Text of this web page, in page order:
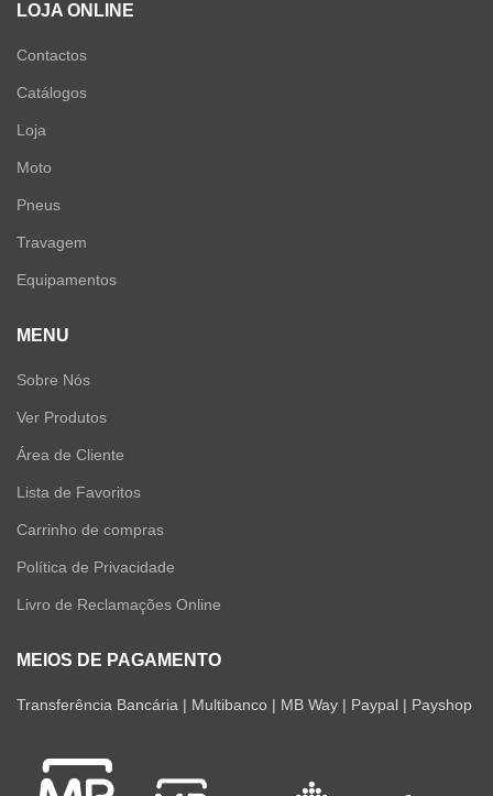
LOJA ONLINE
Contactos
Catálogos
Loja
Moto
Pneus
Travagem
Equipamentos
MENU
Sobre Nós
Ver Produtos
Área de Cliente
Lista de Favoritos
Carrinho de compras
Política de Privacidade
Livro de Reclamações Online
MEIOS DE PAGAMENTO
Transferência Bancária | Multibanco | MB Way | Paypal | Payshop